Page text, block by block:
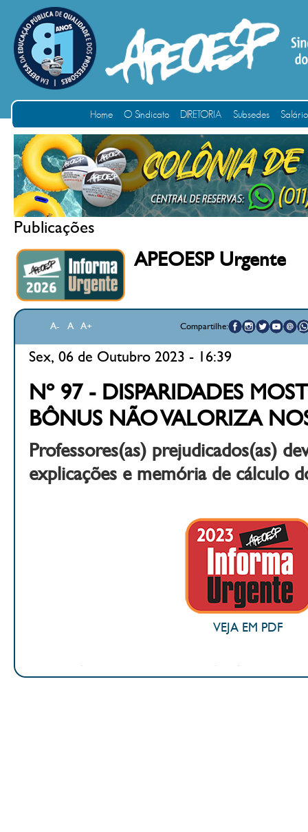
Home O Sindicato DIRETORIA Subsedes
Publicações
APEOESP Urgente
A- A A+ Compartilhe:
Sex, 06 de Outubro 2023 - 16:39
Nº 97 - DISPARIDADES
BÔNUS NÃO VALORIZA
Professores(as) prejudicados(as)
explicações e memória de cálculo
VEJA EM PDF